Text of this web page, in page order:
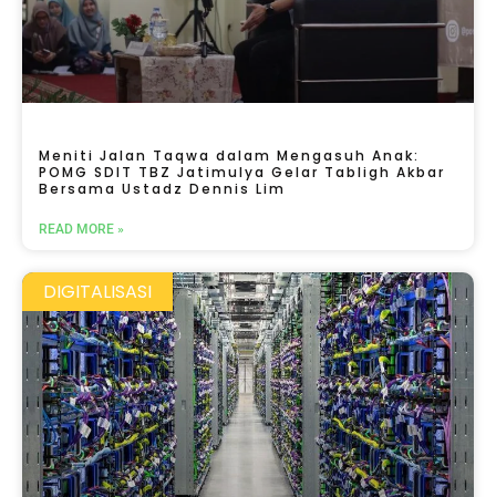
Meniti Jalan Taqwa dalam Mengasuh Anak:
POMG SDIT TBZ Jatimulya Gelar Tabligh Akbar
Bersama Ustadz Dennis Lim
READ MORE »
DIGITALISASI